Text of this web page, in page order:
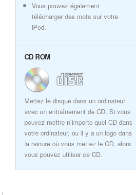
Vous pouvez également
télécharger des mots sur votre
iPod.
CD ROM
Mettez le disque dans un ordinateur
avec un entraînement de CD. Si vous
pouvez mettre n’importe quel CD dans
votre ordinateur, ou il y a un logo dans
la rainure où vous mettez le CD, alors
vous pouvez utiliser ce CD.
|